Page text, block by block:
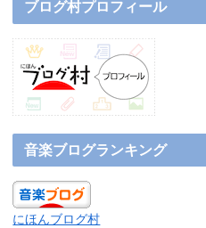
ブログ村プロフィール
音楽ブログランキング
にほんブログ村